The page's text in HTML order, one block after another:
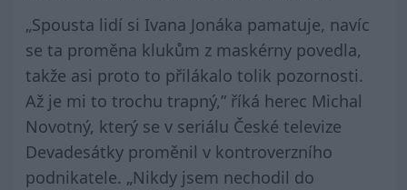
„Spousta lidí si Ivana Jonáka pamatuje, navíc
se ta proměna klukům z maskérny povedla,
takže asi proto to přilákalo tolik pozornosti.
Až je mi to trochu trapný,” říká herec Michal
Novotný, který se v seriálu České televize
Devadesátky proměnil v kontroverzního
podnikatele. „Nikdy jsem nechodil do